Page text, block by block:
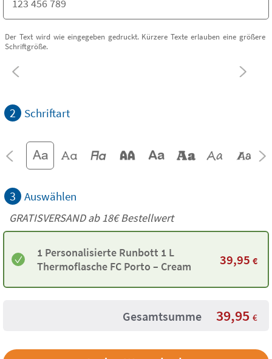
Der Text wird wie eingegeben gedruckt. Kürzere Texte erlauben eine größere
Schriftgröße.
2 Schriftart
3 Auswählen
GRATISVERSAND ab18€Bestellwert
1 Personalisierte Runbott 1 L
Thermoflasche FC Porto – Cream
39,95 €
Gesamtsumme 39,95 €